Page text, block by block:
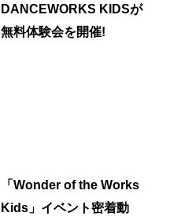
DANCEWORKS KIDSが
無料体験会を開催!
「Wonder of the Works
Kids」イベント密着動